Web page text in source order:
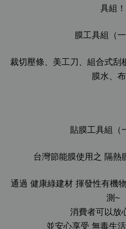
具組！
膜工具組（一
裁切壓條、美工刀、組合式刮
膜水、
貼膜工具組（
台灣節能膜使用之 隔熱
通過 健康綠建材 揮發性有機
測~
消費者可以放
並安心享受 無毒生